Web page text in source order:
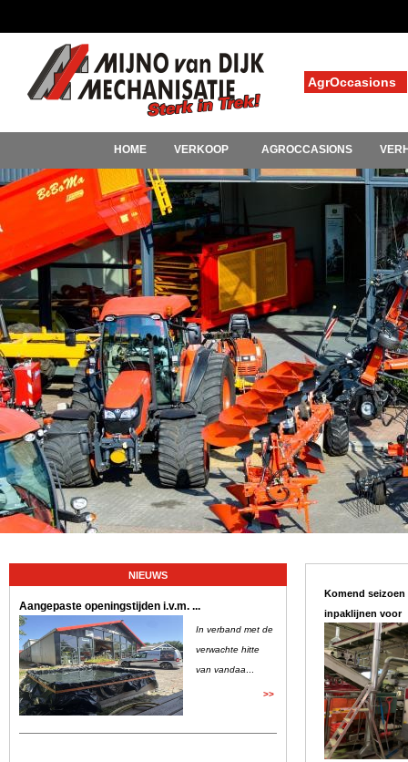
AgrOccasions
HOME VERKOOP AGROCCASIONS
NIEUWS
Aangepaste openingstijden i.v.m. ...
In verband met de
verwachte hitte
van vandaa
>>
Komend
inpaklijnen voor